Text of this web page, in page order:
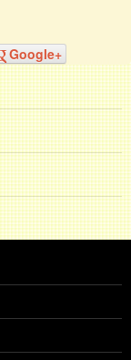
Google+